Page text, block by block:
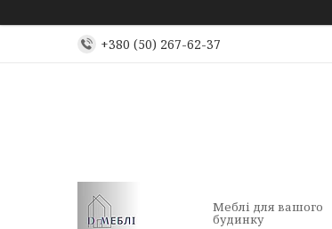
+380 (50) 267-62-37
Меблі для вашого
будинку